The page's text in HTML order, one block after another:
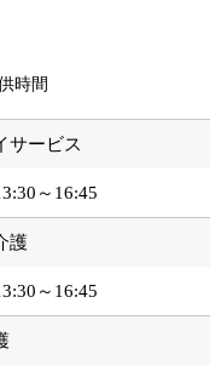
時間
サービス
～16:45
護
～16:45